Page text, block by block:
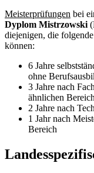
Meisterprüfungen bei
Dyplom Mistrzowski
diejenigen, die
können:
6 Jahre
ohne
3 Jahre nach
ähnlichen Bereich
2 Jahre nach
1 Jahr nach
Bereich